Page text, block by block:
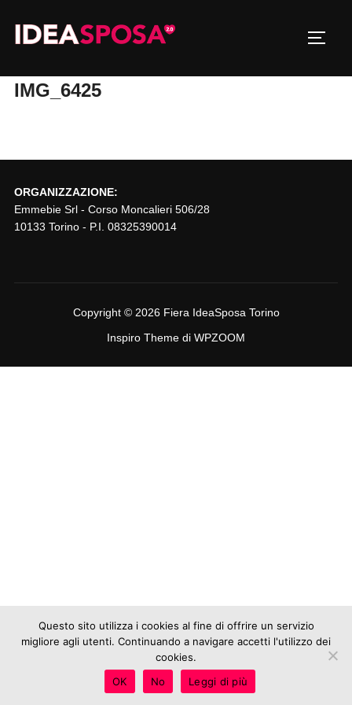
IMG_6425
ORGANIZZAZIONE:
Emmebie Srl - Corso Moncalieri 506/28
10133 Torino - P.I. 08325390014
Copyright © 2026 Fiera IdeaSposa Torino
Inspiro Theme di WPZOOM
Questo sito utilizza i cookies al fine di offrire un servizio
migliore agli utenti. Continuando a navigare accetti l'utilizzo dei
cookies.
OK
No Leggi di più